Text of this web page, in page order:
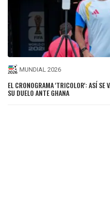
MUNDIAL 2026
EL CRONOGRAMA 'TRICOLOR': ASÍ SE
SU DUELO ANTE GHANA